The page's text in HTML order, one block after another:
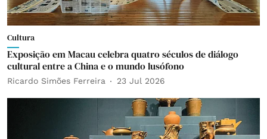
Cultura
Exposição em Macau celebra quatro séculos de diálogo
cultural entre a China e o mundo lusófono
Ricardo Simões Ferreira 23 Jul 2026